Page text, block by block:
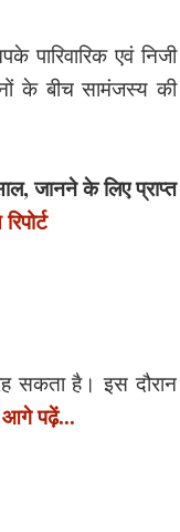
एवं निजी
के बीच सामंजस्य की
जानने के लिए प्राप्त
सकता है। इस दौरान
आगे पढ़ें...